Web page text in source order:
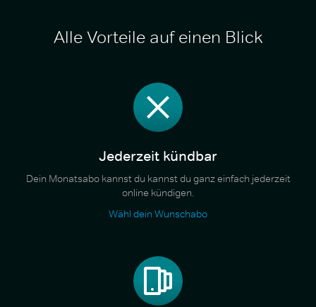
Alle Vorteile auf einen Blick
Jederzeit kündbar
Dein Monatsabo kannst du kannst du ganz einfach jederzeit
online kündigen.
Wähl dein Wunschabo